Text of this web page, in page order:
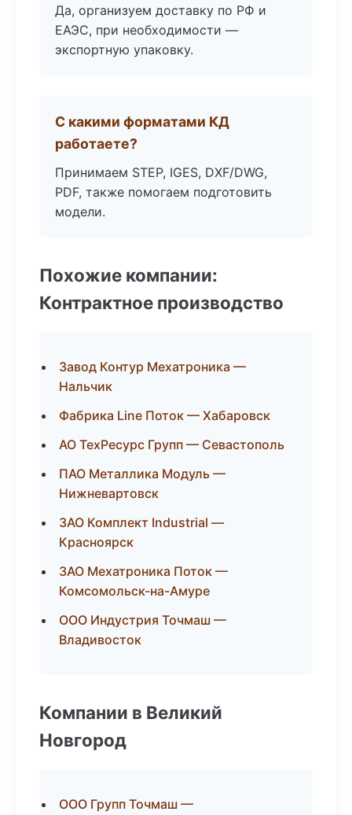
Да, организуем доставку по РФ и
ЕАЭС, при необходимости —
экспортную упаковку.
С какими форматами КД
работаете?
Принимаем STEP, IGES, DXF/DWG,
PDF, также помогаем подготовить
модели.
Похожие компании:
Контрактное производство
Завод Контур Мехатроника —
Нальчик
Фабрика Line Поток — Хабаровск
АО ТехРесурс Групп — Севастополь
ПАО Металлика Модуль —
Нижневартовск
ЗАО Комплект Industrial —
Красноярск
ЗАО Мехатроника Поток —
Комсомольск-на-Амуре
ООО Индустрия Точмаш —
Владивосток
Компании в Великий
Новгород
ООО Групп Точмаш —